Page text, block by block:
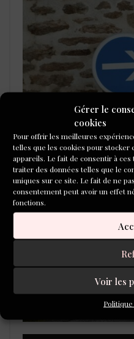
Gérer le
cookies
Pour offrir les meilleures
telles que les cookies pour stocker
appareils. Le fait de consentir à
traiter des données telles que le
uniques sur ce site. Le fait de ne
consentement peut avoir un effet
fonctions.
Voir les
LAURÉATS DU
POÉSIE 2026